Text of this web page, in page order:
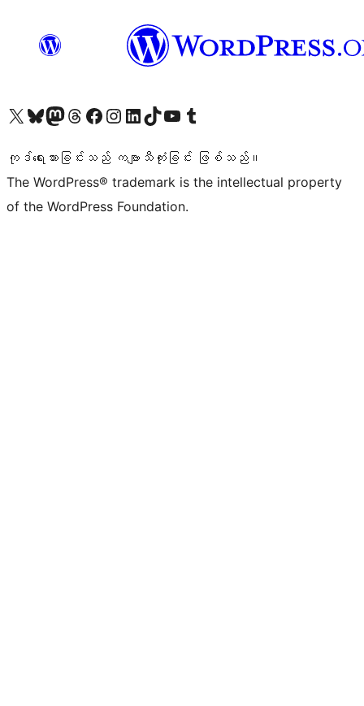
ကျွန်ုပ်တို့၏ X (ယခင် Twitter) အကောင့်သို့ သွားရောက်ကြည့်ရှုပါကျွန်ုပ်တို့၏ Bluesky အကောင့်သို့ ဝင်ရောက်ကြည့်ရှုရန်
ကျွန်ုပ်တို့၏ Mastodon အကောင့်သို့ သွားရောက်ကြည့်ရှုပါကျွန်ုပ်တို့၏ Threads အကောင့်သို့ ဝင်ရောက်ကြည့်ရှုရန်
ကျွန်ုပ်တို့၏ Facebook စာမျက်နှာသို့ သွားရောက်ကြည့်ရှုပါကျွန်ုပ်တို့၏ Instagram အကောင့်သို့ သွားရောက်ကြည့်ရှုပါ ကျွန်ုပ်တို့၏ LinkedIn အကောင့်သို့ သွားရောက်ကြည့်ရှုပါကျွန်ုပ်တို့၏ TikTok အကောင့်သို့ ဝင်ရောက်ကြည့်ရှုရန်
ကျွန်ုပ်တို့၏ YouTube ချန်နယ်သို့ သွားရောက်ကြည့်ရှုပါ ကျွန်ုပ်တို့၏ Tumblr အကောင့်သို့ ဝင်ရောက်ကြည့်ရှုရန်
ကုဒ်ရေးသားခြင်းသည် ကဗျာသီကုံးခြင်း ဖြစ်သည်။
The WordPress® trademark is the intellectual property
of the WordPress Foundation.